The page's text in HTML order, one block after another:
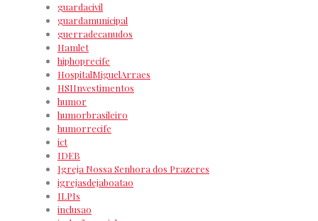
guardacivil
guardamunicipal
guerradecanudos
Hamlet
hiphoprecife
HospitalMiguelArraes
HSIInvestimentos
humor
humorbrasileiro
humorrecife
ict
IDEB
Igreja Nossa Senhora dos Prazeres
igrejasdejaboatao
ILPIs
inclusao